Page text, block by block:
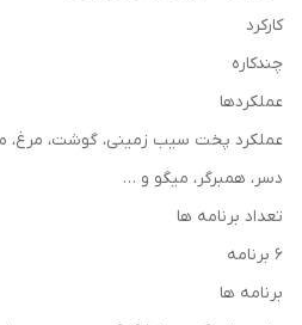
کارکرد
چندکاره
عملکردها
عملکرد پخت سیب زمینی، گوشت، مرغ،
دسر، همبرگر، میگو و …
تعداد برنامه ها
6 برنامه
برنامه ها